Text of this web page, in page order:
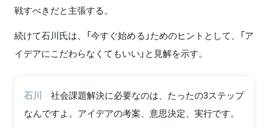
戦すべきだと主張する。
続けて石川氏は、「今すぐ始める」ためのヒントとして、「ア
イデアにこだわらなくてもいい」と見解を示す。
石川
社会課題解決に必要なのは、たったの3ステップ
なんですよ。アイデアの考案、意思決定、実行です。